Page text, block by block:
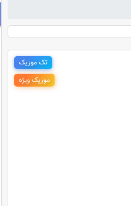
به نام دل
تک موزیک
موزیک ویژه